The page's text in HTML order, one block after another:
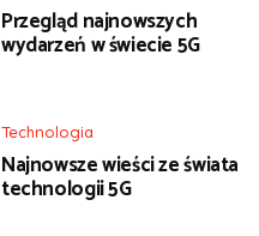
Przegląd najnowszych
wydarzeń w świecie 5G
Technologia
Najnowsze wieści ze świata
technologii 5G